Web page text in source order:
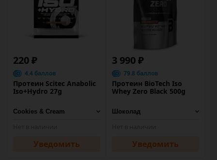
220 ₽
4.4 баллов
Протеин Scitec Anabolic
Iso+Hydro 27g
Уведомить
3 990 ₽
79.8 баллов
Протеин BioTech Iso
Whey Zero Black 500g
Уведомить